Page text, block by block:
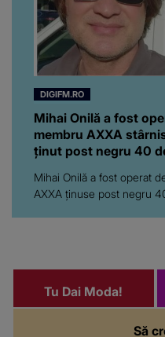
DIGIFM.RO
Mihai Onilă a fost
membru AXXA
ținut post negru 40
Mihai Onilă a fost operat
AXXA ținuse post negru
Să
Tu Dai Moda!